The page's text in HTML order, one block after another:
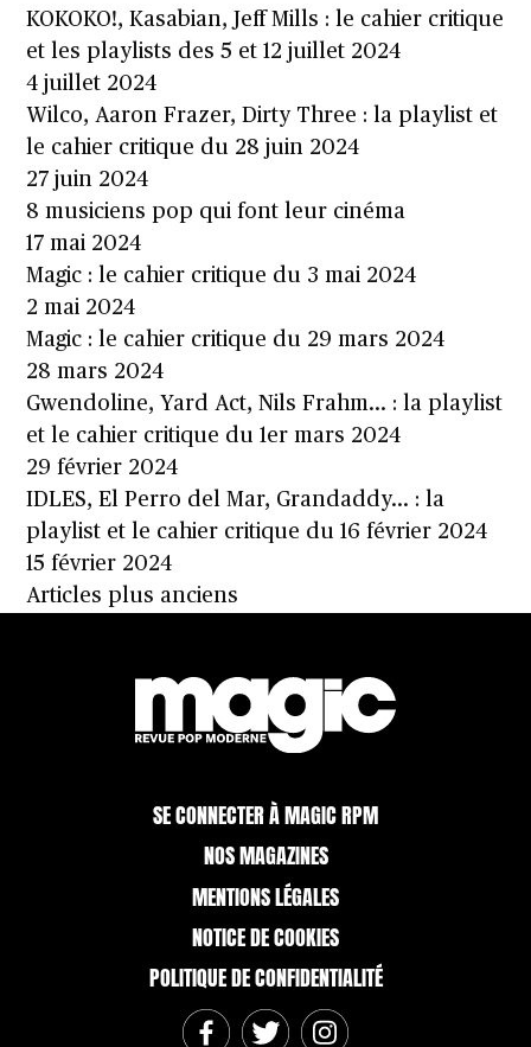
KOKOKO!, Kasabian, Jeff Mills : le cahier critique
et les playlists des 5 et 12 juillet 2024
4 juillet 2024
Wilco, Aaron Frazer, Dirty Three : la playlist et
le cahier critique du 28 juin 2024
27 juin 2024
8 musiciens pop qui font leur cinéma
17 mai 2024
Magic : le cahier critique du 3 mai 2024
2 mai 2024
Magic : le cahier critique du 29 mars 2024
28 mars 2024
Gwendoline, Yard Act, Nils Frahm… : la playlist
et le cahier critique du 1er mars 2024
29 février 2024
IDLES, El Perro del Mar, Grandaddy… : la
playlist et le cahier critique du 16 février 2024
15 février 2024
Navigation
Articles plus anciens
SE CONNECTER À MAGIC RPM
NOS MAGAZINES
MENTIONS LÉGALES
NOTICE DE COOKIES
POLITIQUE DE CONFIDENTIALITÉ